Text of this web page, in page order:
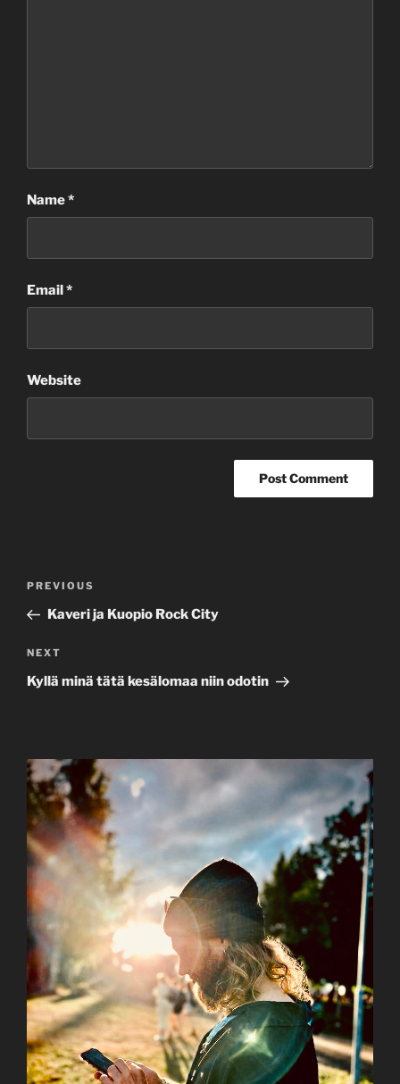
Name*
Email*
Website
Previous
Post
PREVIOUS
Kaveri ja Kuopio Rock City
Next
Post
NEXT
Kyllä minä tätä kesälomaa niin odotin